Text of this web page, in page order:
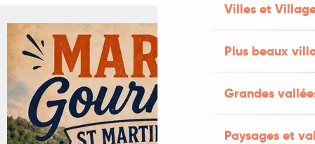
Villes et
Plus beaux
Grandes
Paysages et